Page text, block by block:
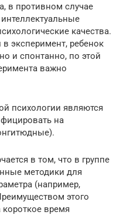
в противном случае
качества.
эксперимент, ребенок
и спонтанно, по этой
важно
психологии являются
на
в том, что в группе
методики для
(например,
этого
короткое время